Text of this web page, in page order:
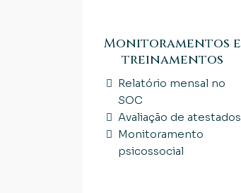
Monitoramentos e
treinamentos
Relatório mensal no
SOC
Avaliação de atestados
Monitoramento
psicossocial